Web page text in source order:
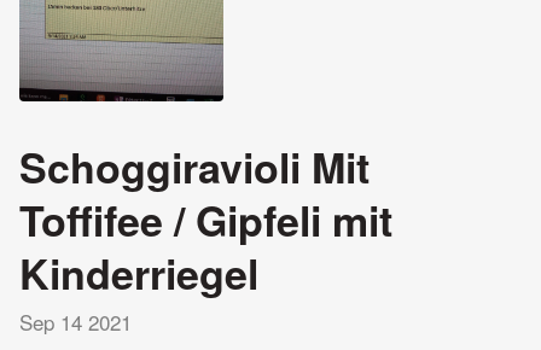
Schoggiravioli Mit
Toffifee / Gipfeli mit
Kinderriegel
Sep 14 2021